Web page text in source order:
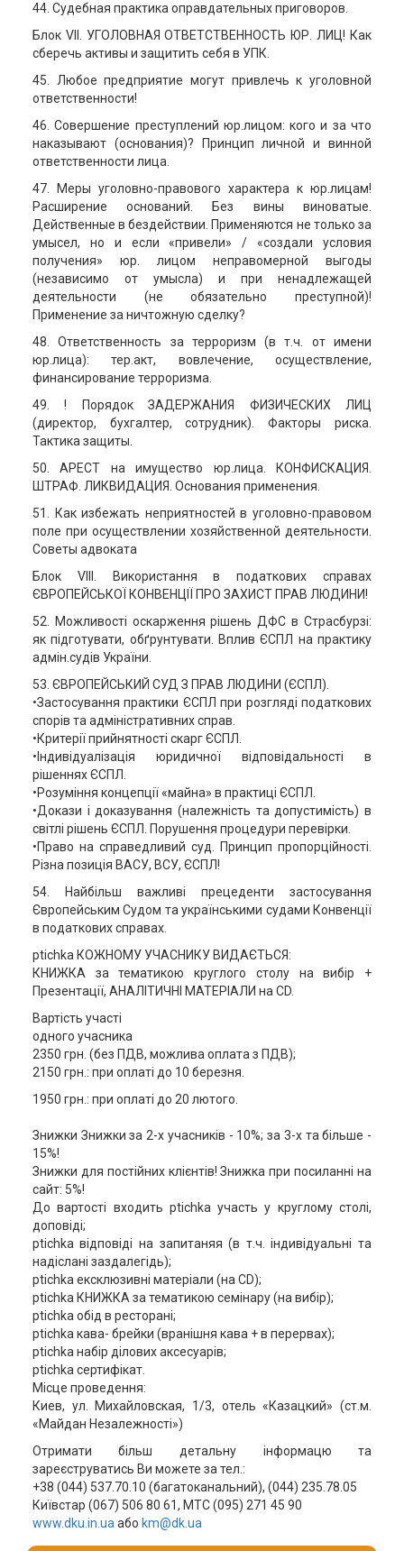
44. Судебная практика оправдательных приговоров.
Блок VІІ. УГОЛОВНАЯ ОТВЕТСТВЕННОСТЬ ЮР. ЛИЦ! Как
сберечь активы и защитить себя в УПК.
45. Любое предприятие могут привлечь к уголовной
ответственности!
46. Совершение преступлений юр.лицом: кого и за что
наказывают (основания)? Принцип личной и винной
ответственности лица.
47. Меры уголовно-правового характера к юр.лицам!
Расширение оснований. Без вины виноватые.
Действенные в бездействии. Применяются не только за
умысел, но и если «привели» / «создали условия
получения» юр. лицом неправомерной выгоды
(независимо от умысла) и при ненадлежащей
деятельности (не обязательно преступной)!
Применение за ничтожную сделку?
48. Ответственность за терроризм (в т.ч. от имени
юр.лица): тер.акт, вовлечение, осуществление,
финансирование терроризма.
49. ! Порядок ЗАДЕРЖАНИЯ ФИЗИЧЕСКИХ ЛИЦ
(директор, бухгалтер, сотрудник). Факторы риска.
Тактика защиты.
50. АРЕСТ на имущество юр.лица. КОНФИСКАЦИЯ.
ШТРАФ. ЛИКВИДАЦИЯ. Основания применения.
51. Как избежать неприятностей в уголовно-правовом
поле при осуществлении хозяйственной деятельности.
Советы адвоката
Блок VІІІ. Використання в податкових справах
ЄВРОПЕЙСЬКОЇ КОНВЕНЦІЇ ПРО ЗАХИСТ ПРАВ ЛЮДИНИ!
52. Можливості оскарження рішень ДФС в Страсбурзі:
як підготувати, обґрунтувати. Вплив ЄСПЛ на практику
адмін.судів України.
53. ЄВРОПЕЙСЬКИЙ СУД З ПРАВ ЛЮДИНИ (ЄСПЛ).
•Застосування практики ЄСПЛ при розгляді податкових
спорів та адміністративних справ.
•Критерії прийнятності скарг ЄСПЛ.
•Індивідуалізація юридичної відповідальності в
рішеннях ЄСПЛ.
•Розуміння концепції «майна» в практиці ЄСПЛ.
•Докази і доказування (належність та допустимість) в
світлі рішень ЄСПЛ. Порушення процедури перевірки.
•Право на справедливий суд. Принцип пропорційності.
Різна позиція ВАСУ, ВСУ, ЄСПЛ!
54. Найбільш важливі прецеденти застосування
Європейським Судом та українськими судами Конвенції
в податкових справах.
ptichka КОЖНОМУ УЧАСНИКУ ВИДАЄТЬСЯ:
КНИЖКА за тематикою круглого столу на вибір +
Презентації, АНАЛІТИЧНІ МАТЕРІАЛИ на CD.
Вартість участі
одного учасника
2350 грн. (без ПДВ, можлива оплата з ПДВ);
2150 грн.: при оплаті до 10 березня.
1950 грн.: при оплаті до 20 лютого.
Знижки Знижки за 2-х учасників - 10%; за 3-х та більше -
15%!
Знижки для постійних клієнтів! Знижка при посиланні на
сайт: 5%!
До вартості входить ptichka участь у круглому столі,
доповіді;
ptichka відповіді на запитаняя (в т.ч. індивідуальні та
надіслані заздалегідь);
ptichka ексклюзивні матеріали (на CD);
ptichka КНИЖКА за тематикою семінару (на вибір);
ptichka обід в ресторані;
ptichka кава- брейки (вранішня кава + в перервах);
ptichka набір ділових аксесуарів;
ptichka сертифікат.
Місце проведення:
Киев, ул. Михайловская, 1/3, отель «Казацкий» (ст.м.
«Майдан Незалежності»)
Отримати більш детальну інформацю та
зареєструватись Ви можете за тел.:
+38 (044) 537.70.10 (багатоканальний), (044) 235.78.05
Київстар (067) 506 80 61, МТС (095) 271 45 90
www.dku.in.ua або km@dk.ua